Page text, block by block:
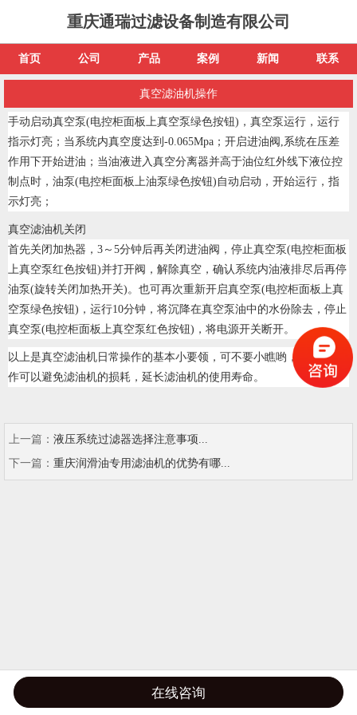
重庆通瑞过滤设备制造有限公司
首页 公司 产品 案例 新闻 联系
真空滤油机操作
手动启动真空泵(电控柜面板上真空泵绿色按钮)，真空泵运行，运行
指示灯亮；当系统内真空度达到-0.065Mpa；开启进油阀,系统在压差
作用下开始进油；当油液进入真空分离器并高于油位红外线下液位控
制点时，油泵(电控柜面板上油泵绿色按钮)自动启动，开始运行，指
示灯亮；
真空滤油机关闭
首先关闭加热器，3～5分钟后再关闭进油阀，停止真空泵(电控柜面板
上真空泵红色按钮)并打开阀，解除真空，确认系统内油液排尽后再停
油泵(旋转关闭加热开关)。也可再次重新开启真空泵(电控柜面板上真
空泵绿色按钮)，运行10分钟，将沉降在真空泵油中的水份除去，停止
真空泵(电控柜面板上真空泵红色按钮)，将电源开关断开。
以上是真空滤油机日常操作的基本小要领，可不要小瞧哟，正确的操
作可以避免滤油机的损耗，延长滤油机的使用寿命。
上一篇： 液压系统过滤器选择注意事项...
下一篇： 重庆润滑油专用滤油机的优势有哪...
地图
在线咨询